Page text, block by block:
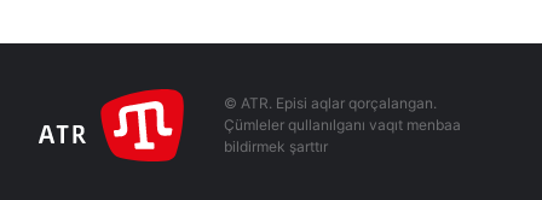
© ATR. Episi aqlar qorçalangan.
Çümleler qullanılganı vaqıt menbaa
bildirmek şarttır